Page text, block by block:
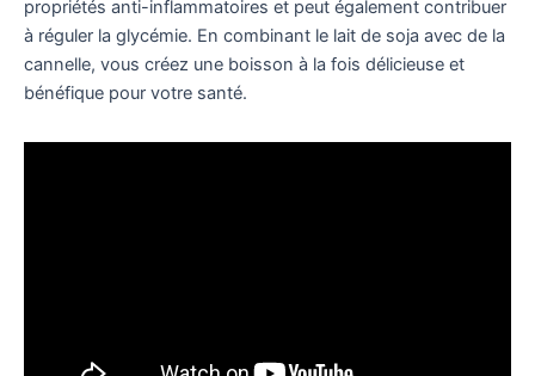
propriétés anti-inflammatoires et peut également contribuer
à réguler la glycémie. En combinant le lait de soja avec de la
cannelle, vous créez une boisson à la fois délicieuse et
bénéfique pour votre santé.